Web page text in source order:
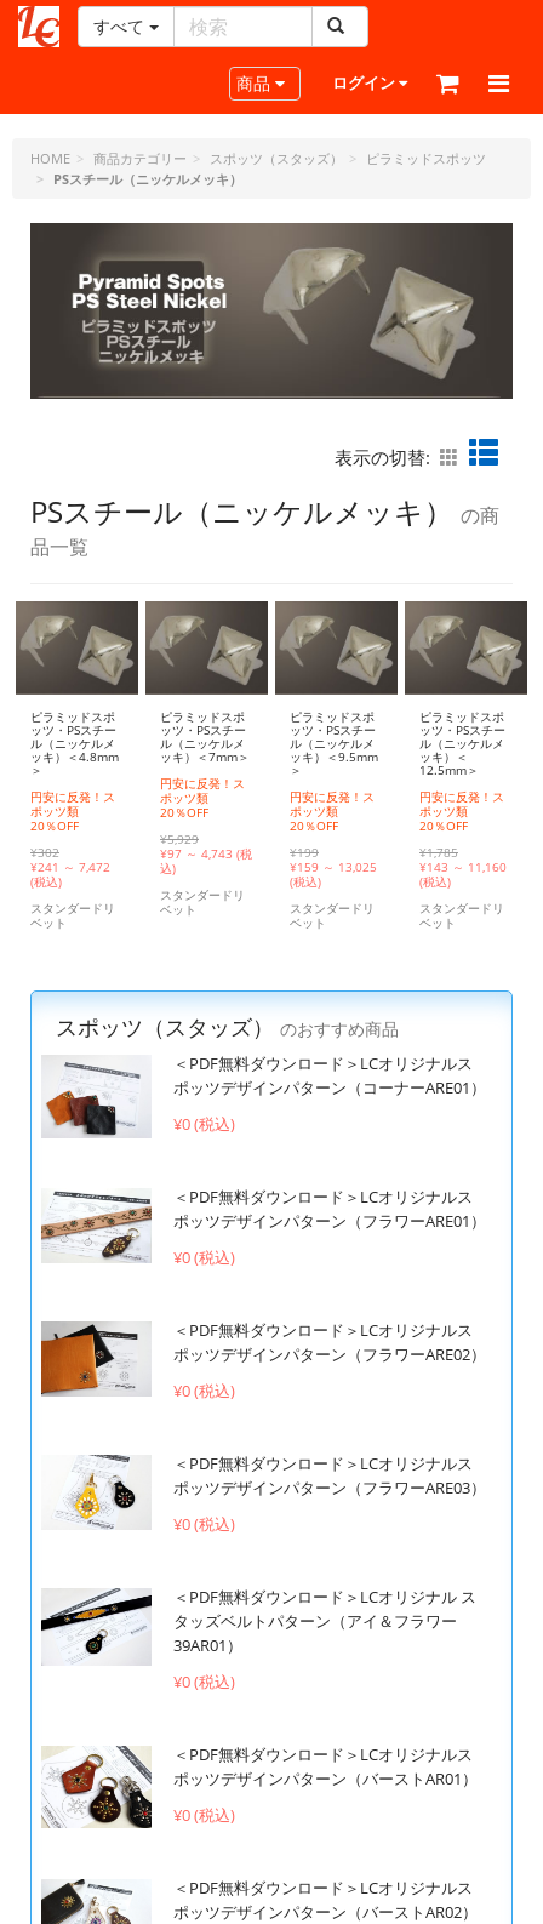
ー
ラ
フ
ピ
すべて
Toggle navigation
商品 ログイン
HOME 商品カテゴリー スポッツ（スタッズ）
ピラミッドスポッツ
PSスチール（ニッケルメッキ）
表示の切替:
PSスチール（ニッケルメッキ）
の商
品一覧
ピラミッドスポ
ッツ・PSスチー
ル（ニッケルメ
ッキ）＜4.8mm
＞
円安に反発！ス
ポッツ類
20％OFF
¥302
¥241 ～ 7,472
(税込)
スタンダードリ
ベット
ピラミッドスポ
ッツ・PSスチー
ル（ニッケルメ
ッキ）＜7mm＞
円安に反発！ス
ポッツ類
20％OFF
¥5,929
¥97 ～ 4,743 (税
込)
スタンダードリ
ベット
ピラミッドスポ
ッツ・PSスチー
ル（ニッケルメ
ッキ）＜9.5mm
＞
円安に反発！ス
ポッツ類
20％OFF
¥199
¥159 ～ 13,025
(税込)
スタンダードリ
ベット
ピラミッドスポ
ッツ・PSスチー
ル（ニッケルメ
ッキ）＜
12.5mm＞
円安に反発！ス
ポッツ類
20％OFF
¥1,785
¥143 ～ 11,160
(税込)
スタンダードリ
ベット
スポッツ（スタッズ）
のおすすめ商品
＜PDF無料ダウンロード＞LCオリジナルス
ポッツデザインパターン（コーナーARE01）
¥0 (税込)
＜PDF無料ダウンロード＞LCオリジナルス
ポッツデザインパターン（フラワーARE01）
¥0 (税込)
＜PDF無料ダウンロード＞LCオリジナルス
ポッツデザインパターン（フラワーARE02）
¥0 (税込)
＜PDF無料ダウンロード＞LCオリジナルス
ポッツデザインパターン（フラワーARE03）
¥0 (税込)
＜PDF無料ダウンロード＞LCオリジナル ス
タッズベルトパターン（アイ＆フラワー
39AR01）
¥0 (税込)
＜PDF無料ダウンロード＞LCオリジナルス
ポッツデザインパターン（バーストAR01）
¥0 (税込)
＜PDF無料ダウンロード＞LCオリジナルス
ポッツデザインパターン（バーストAR02）